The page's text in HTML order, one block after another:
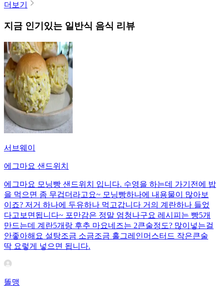
더보기
지금 인기있는 일반식 음식 리뷰
서브웨이
에그마요 샌드위치
에그마요 모닝빵 샌드위치 입니다. 수영을 하는데 가기전에 밥
을 먹으면 좀 무겁더라고요~ 모닝빵하나에 내용물이 많아보
이죠? 저거 하나에 두유하나 먹고갑니다 거의 계란하나 들었
다고보면됩니다~ 포만감은 정말 엄청나구요 레시피는 빵5개
만드는데 계란5개랑 후추 마요네즈는 2큰술정도? 많이넣는걸
안좋아해요 설탕조금 소금조금 홀그레인머스터드 작은큰술
딱 요렇게 넣으면 됩니다.
똘맹